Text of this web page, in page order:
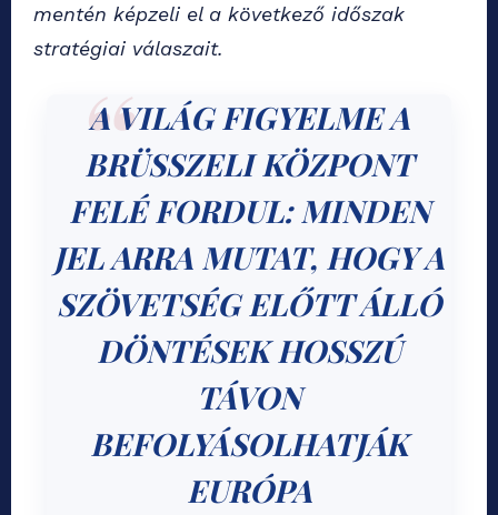
mentén képzeli el a következő időszak
stratégiai válaszait.
A VILÁG FIGYELME A
BRÜSSZELI KÖZPONT
FELÉ FORDUL: MINDEN
JEL ARRA MUTAT, HOGY A
SZÖVETSÉG ELŐTT ÁLLÓ
DÖNTÉSEK HOSSZÚ
TÁVON
BEFOLYÁSOLHATJÁK
EURÓPA